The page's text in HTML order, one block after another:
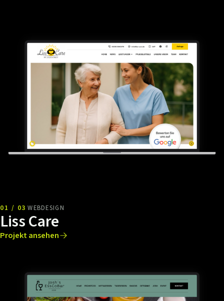
01 / 03 WEBDESIGN
Liss Care
Projekt ansehen